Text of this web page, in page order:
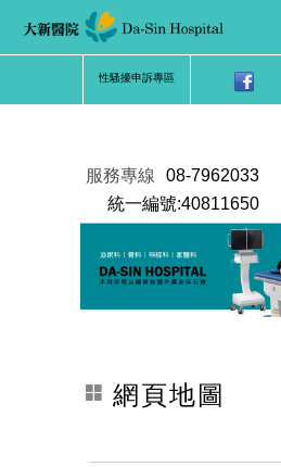
性騷擾申訴專區
服務專線
08-7962033
統一編號:40811650
網頁地圖